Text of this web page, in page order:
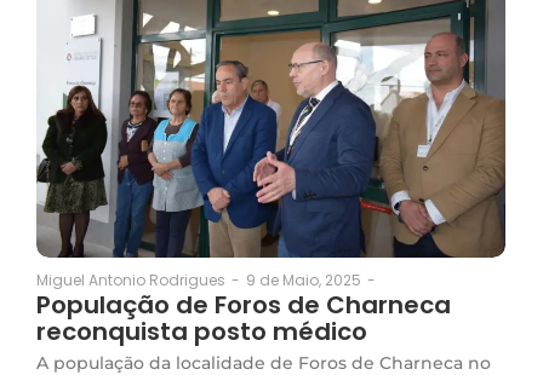
Miguel Antonio Rodrigues - 9 de Maio, 2025 -
População de Foros de Charneca
reconquista posto médico
A população da localidade de Foros de Charneca no